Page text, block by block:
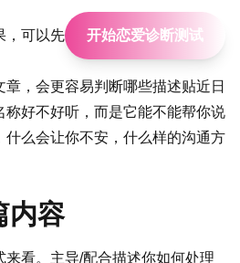
，可以先 开始恋爱诊断测试
，会更容易判断哪些描述贴近日
称好不好听，而是它能不能帮你说
什么会让你不安，什么样的沟通方
内容
来看。主导/配合描述你如何处理